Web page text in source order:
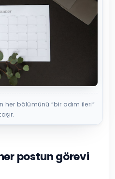
her bölümünü “bir adım ileri”
postun görevi